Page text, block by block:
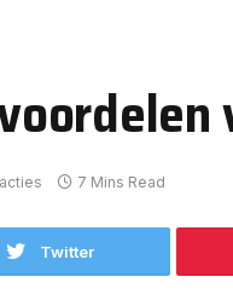
7 Mins Read
Twitter